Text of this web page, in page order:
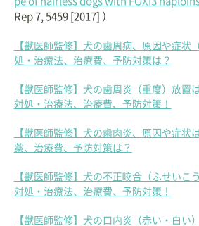
Rep 7, 5459 [2017] ）
【獣医師監修】犬の歯周病、原因や症状
処・治療法、治療費、予防対策は？
【獣医師監修】犬の歯周炎（重度）放置
対処・治療法、治療費、予防対策！
【獣医師監修】犬の歯肉炎、原因や症状
薬、治療費、予防対策は？
【獣医師監修】犬の不正咬合（ふせいこ
対処・治療法、治療費、予防対策！
【獣医師監修】犬の口内炎（赤い・白い